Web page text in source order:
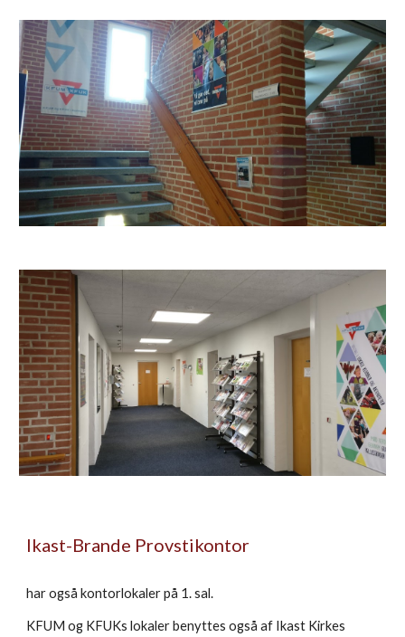
Ikast-Brande Provstikontor
har også kontorlokaler på 1. sal.
KFUM og KFUKs lokaler benyttes også af Ikast Kirkes